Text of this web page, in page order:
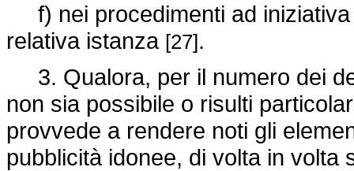
f) nei procedimenti ad iniziativa
relativa istanza [27].
3. Qualora, per il numero dei
non sia possibile o risulti
provvede a rendere noti gli
pubblicità idonee, di volta in volta